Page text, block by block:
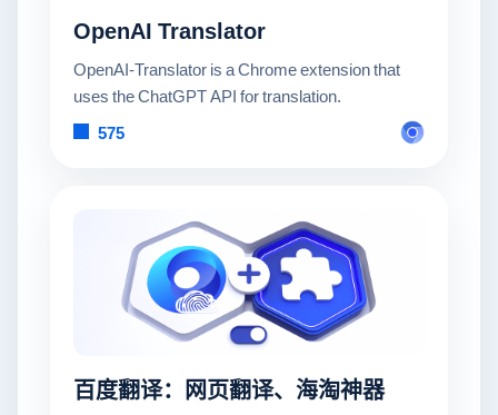
OpenAI Translator
OpenAI-Translator is a Chrome extension that
uses the ChatGPT API for translation.
575
百度翻译：网页翻译、海淘神器